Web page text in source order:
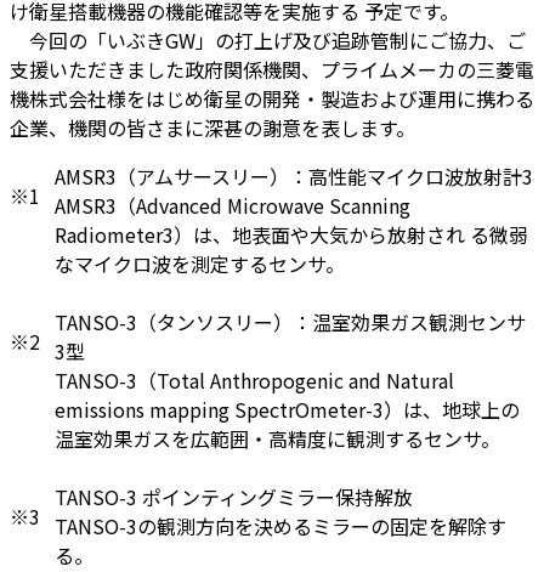
け衛星搭載機器の機能確認等を実施する 予定です。
今回の「いぶきGW」の打上げ及び追跡管制にご協力、ご
支援いただきました政府関係機関、プライムメーカの三菱電
機株式会社様をはじめ衛星の開発・製造および運用に携わる
企業、機関の皆さまに深甚の謝意を表します。
※1
AMSR3（アムサースリー）：高性能マイクロ波放射計3
AMSR3（Advanced Microwave Scanning
Radiometer3）は、地表面や大気から放射され る微弱
なマイクロ波を測定するセンサ。
※2
TANSO-3（タンソスリー）：温室効果ガス観測センサ
3型
TANSO-3（Total Anthropogenic and Natural
emissions mapping SpectrOmeter-3）は、地球上の
温室効果ガスを広範囲・高精度に観測するセンサ。
※3
TANSO-3 ポインティングミラー保持解放
TANSO-3の観測方向を決めるミラーの固定を解除す
る。